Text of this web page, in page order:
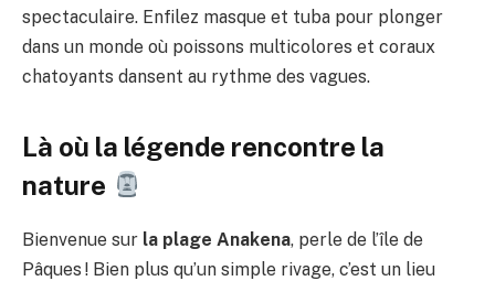
spectaculaire. Enfilez masque et tuba pour plonger
dans un monde où poissons multicolores et coraux
chatoyants dansent au rythme des vagues.
Là où la légende rencontre la
nature
Bienvenue sur la plage Anakena, perle de l’île de
Pâques ! Bien plus qu’un simple rivage, c’est un lieu